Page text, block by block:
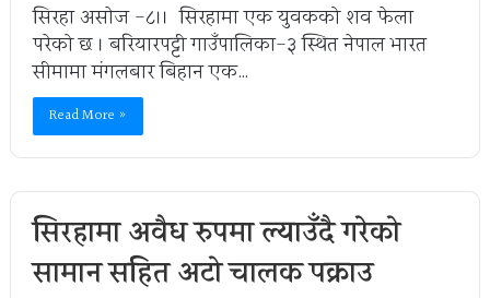
सिरहा असाेज -८।। सिरहामा एक युवकको शव फेला
परेको छ । बरियारपट्टी गाउँपालिका-३ स्थित नेपाल भारत
सीमामा मंगलबार बिहान एक…
Read More »
सिरहामा अवैध रुपमा ल्याउँदै गरेको
सामान सहित अटो चालक पक्राउ